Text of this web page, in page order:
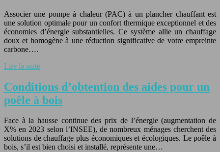
Associer une pompe à chaleur (PAC) à un plancher chauffant est
une solution optimale pour un confort thermique exceptionnel et des
économies d’énergie substantielles. Ce système allie un chauffage
doux et homogène à une réduction significative de votre empreinte
carbone….
Lire la suite
Conditions d’obtention des aides pour un
poêle à bois
Face à la hausse continue des prix de l’énergie (augmentation de
X% en 2023 selon l’INSEE), de nombreux ménages cherchent des
solutions de chauffage plus économiques et écologiques. Le poêle à
bois, s’il est bien choisi et installé, représente une…